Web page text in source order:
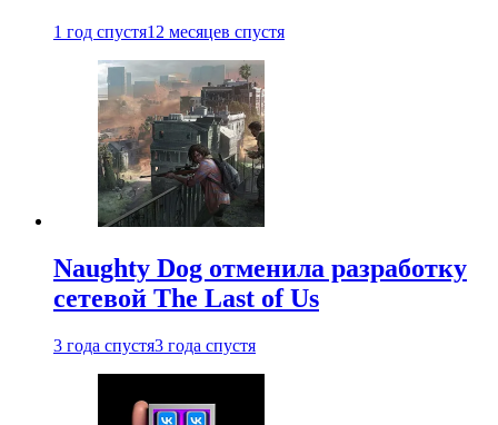
1 год спустя12 месяцев спустя
Naughty Dog отменила разработку
сетевой The Last of Us
3 года спустя3 года спустя